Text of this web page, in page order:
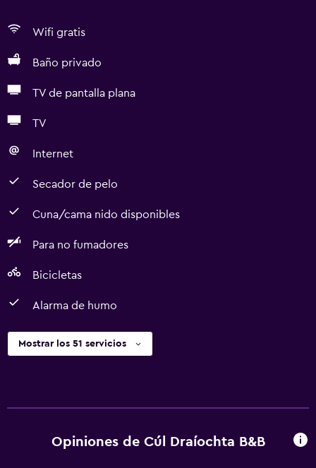
Wifi gratis
Baño privado
TV de pantalla plana
TV
Internet
Secador de pelo
Cuna/cama nido disponibles
Para no fumadores
Bicicletas
Alarma de humo
Mostrar los 51 servicios
Opiniones de Cúl Draíochta B&B